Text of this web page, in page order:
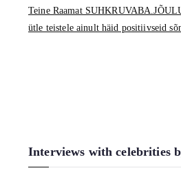
Teine Raamat
ütle teistele ainult häid positiivseid
Interviews with celebrities